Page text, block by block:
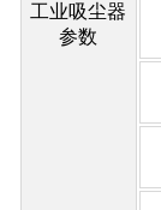
工业吸尘器
参数